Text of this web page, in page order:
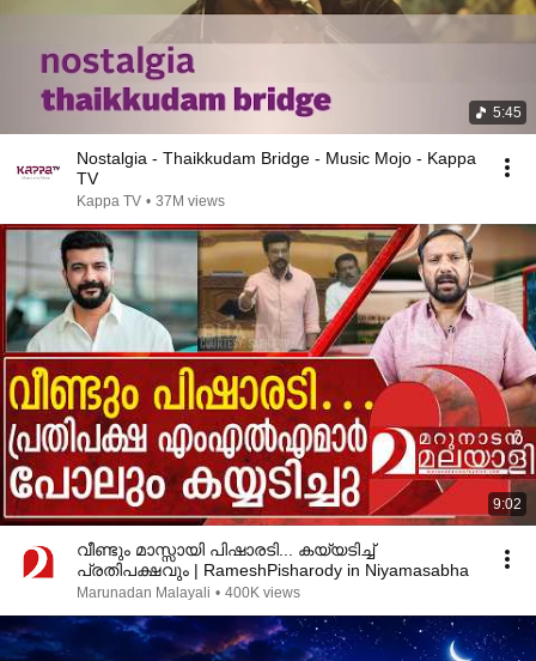
5:45
Nostalgia - Thaikkudam Bridge - Music Mojo - Kappa
TV
Kappa TV • 37M views
9:02
വീണ്ടും മാസ്സായി പിഷാരടി... കയ്യടിച്ച്
പ്രതിപക്ഷവും | RameshPisharody in Niyamasabha
Marunadan Malayali • 400K views